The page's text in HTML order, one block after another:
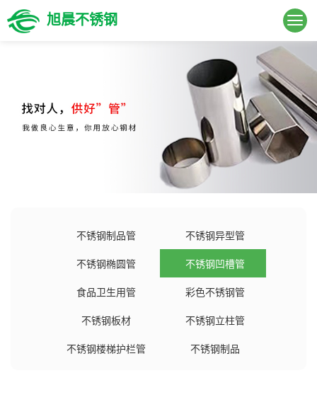
旭晨不锈钢
不锈钢制品管
不锈钢异型管
不锈钢椭圆管
不锈钢凹槽管
食品卫生用管
彩色不锈钢管
不锈钢板材
不锈钢立柱管
不锈钢楼梯护栏管
不锈钢制品